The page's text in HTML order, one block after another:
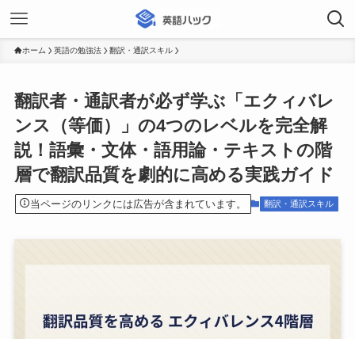
ホーム 英語の勉強法 翻訳・通訳スキル
翻訳者・通訳者が必ず学ぶ「エクィバレ
ンス（等価）」の4つのレベルを完全解
説！語彙・文体・語用論・テキストの階
層で翻訳品質を劇的に高める実践ガイド
当ページのリンクには広告が含まれています。 翻訳・通訳スキル